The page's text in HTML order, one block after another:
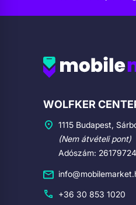
Cégadatok
WOLFKER
1115 Budapest,
(Nem átvételi pont)
Adószám:
+36 30 853 1020